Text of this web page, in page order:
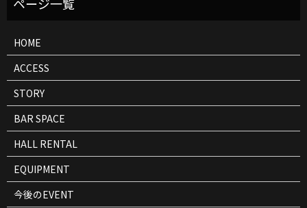
ト
HOME
ACCESS
STORY
BAR SPACE
HALL RENTAL
EQUIPMENT
今後のEVENT